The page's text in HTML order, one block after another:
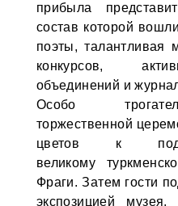
прибыла
состав которой
поэты, талантливая
конкурсов,
объединений и
Особо
торжественной
цветов к
великому
Фраги. Затем гости
экспозицией